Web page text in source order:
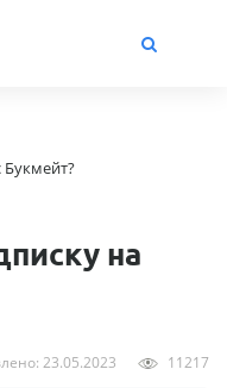
Букмейт?
на
23.05.2023 11217